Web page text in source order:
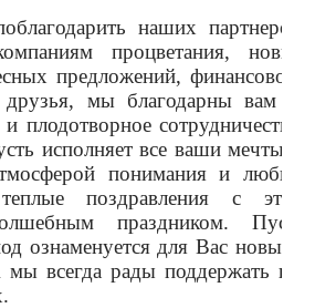
наших партнеров.
процветания, новых
предложений, финансового
мы благодарны вам за
плодотворное сотрудничество.
исполняет все ваши мечты, а
понимания и любви.
поздравления с этим
праздником. Пусть
ознаменуется для Вас новыми
всегда рады поддержать вас